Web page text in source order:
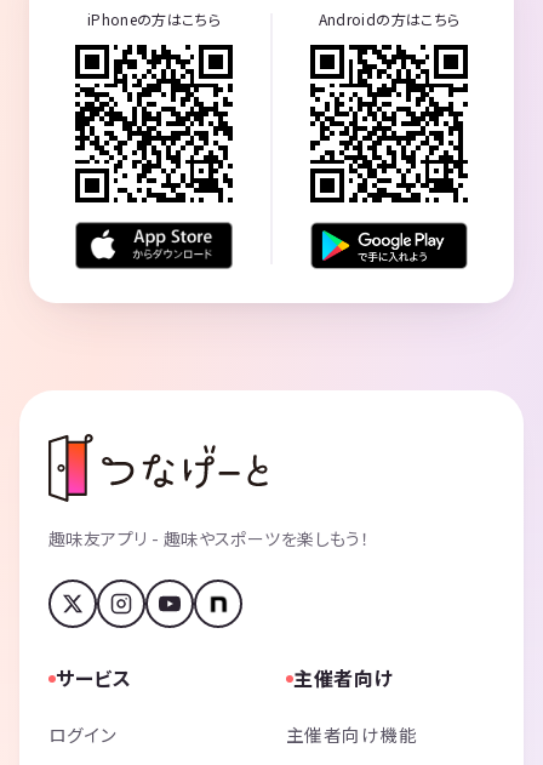
iPhoneの方はこちら Androidの方はこちら
趣味友アプリ - 趣味やスポーツを楽しもう！
サービス
ログイン
主催者向け
主催者向け機能